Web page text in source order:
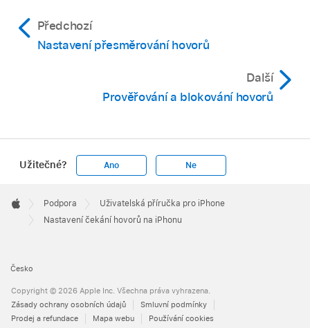
Předchozí
Nastavení přesměrování hovorů
Další
Prověřování a blokování hovorů
Užitečné? Ano Ne
Footer

Apple
Podpora
Uživatelská příručka pro iPhone
Nastavení čekání hovorů na iPhonu
Česko
Copyright © 2026 Apple Inc. Všechna práva vyhrazena.
Zásady ochrany osobních údajů
Smluvní podmínky
Prodej a refundace
Mapa webu Používání cookies